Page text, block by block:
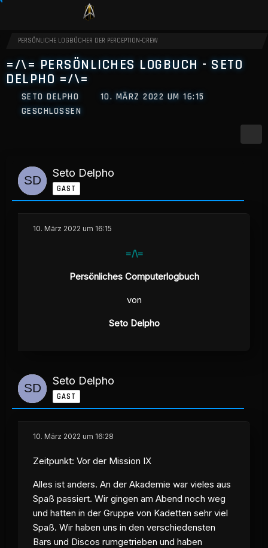
PERSÖNLICHE LOGBÜCHER DER PERCEPTION-CREW
=/\= PERSÖNLICHES LOGBUCH - SETO
DELPHO =/\=
SETO DELPHO
10. MÄRZ 2022 UM 16:15
GESCHLOSSEN
Seto Delpho
GAST
10. März 2022 um 16:15
=/\=
Persönliches Computerlogbuch
von
Seto Delpho
Seto Delpho
GAST
10. März 2022 um 16:28
Zeitpunkt: Vor der Mission IX
Alles ist anders. An der Akademie war vieles aus
Spaß passiert. Wir gingen am Abend noch weg
und hatten in der Gruppe von Kadetten sehr viel
Spaß. Wir haben uns in den verschiedensten
Bars und Discos rumgetrieben und haben